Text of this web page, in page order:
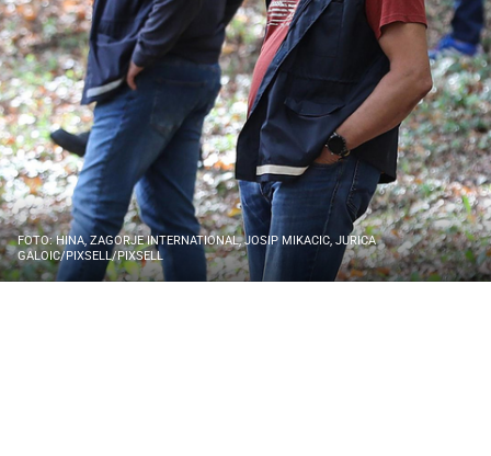
FOTO: HINA, ZAGORJE INTERNATIONAL, JOSIP MIKACIC, JURICA
GALOIC/PIXSELL/PIXSELL